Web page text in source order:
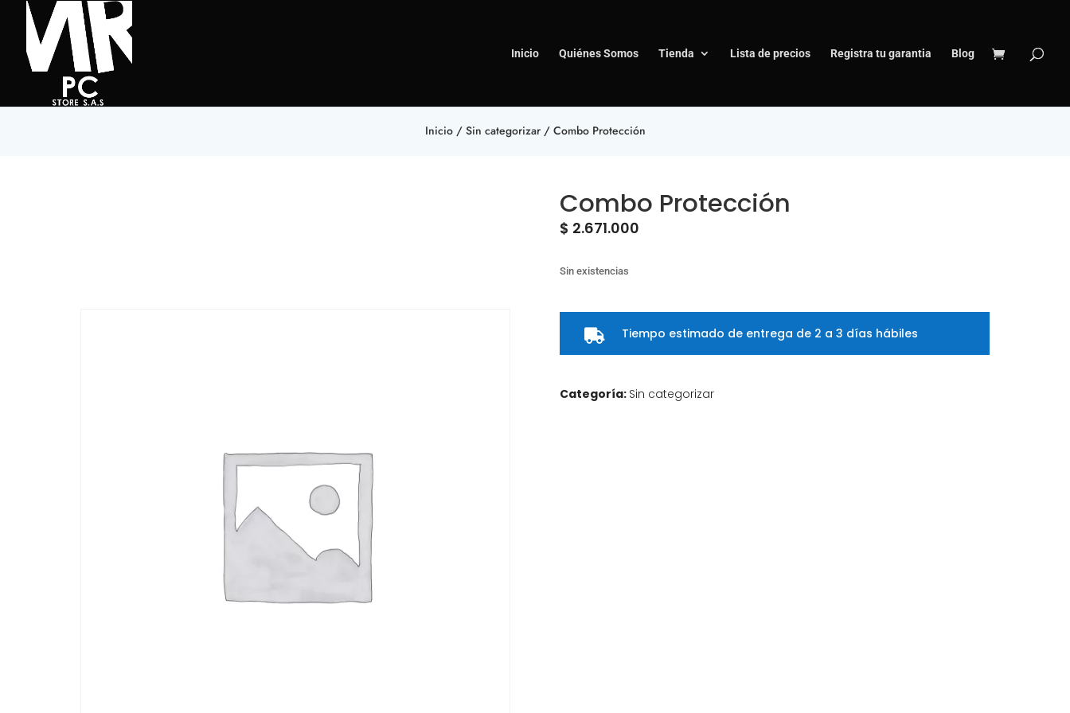
Inicio Quiénes Somos Tienda Lista de precios Registra tu garantia Blog
Inicio/ Sin categorizar/ Combo Protección
Combo Protección
$ 2.671.000
Sin existencias
 Tiempo estimado de entrega de 2 a 3 días hábiles
Categoría: Sin categorizar